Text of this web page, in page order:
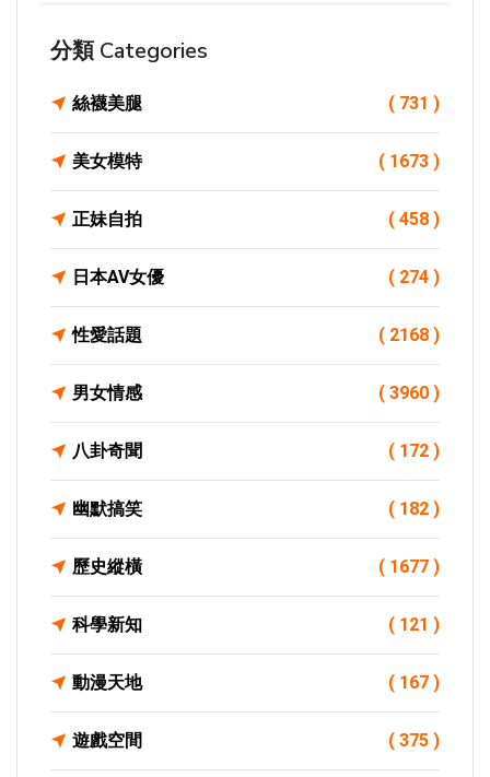
分類 Categories
絲襪美腿 ( 731 )
美女模特 ( 1673 )
正妹自拍 ( 458 )
日本AV女優 ( 274 )
性愛話題 ( 2168 )
男女情感 ( 3960 )
八卦奇聞 ( 172 )
幽默搞笑 ( 182 )
歷史縱橫 ( 1677 )
科學新知 ( 121 )
動漫天地 ( 167 )
遊戲空間 ( 375 )